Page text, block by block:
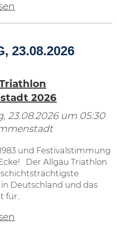
23.08.2026
2026
23.08.2026um 05:30
und Festivalstimmung
Der Allgäu Triathlon
Deutschland und das
für..